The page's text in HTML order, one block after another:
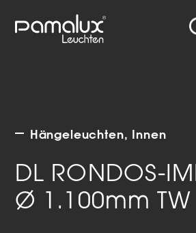
Hängeleuchten Innen
DL RONDOS-
Ø 1.100mm TW